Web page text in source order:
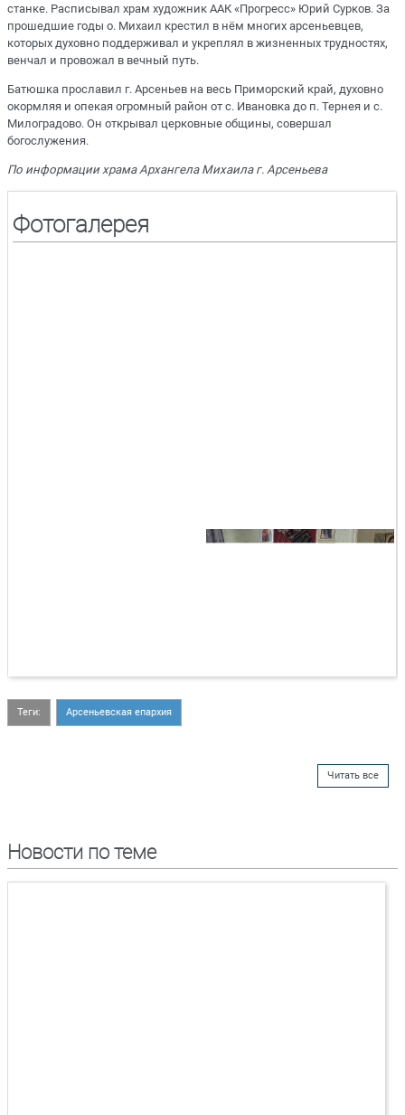
станке. Расписывал храм художник ААК «Прогресс» Юрий Сурков. За
прошедшие годы о. Михаил крестил в нём многих арсеньевцев,
которых духовно поддерживал и укреплял в жизненных трудностях,
венчал и провожал в вечный путь.
Батюшка прославил г. Арсеньев на весь Приморский край, духовно
окормляя и опекая огромный район от с. Ивановка до п. Тернея и с.
Милоградово. Он открывал церковные общины, совершал
богослужения.
По информации храма Архангела Михаила г. Арсеньева
Фотогалерея
Теги: Арсеньевская епархия
Читать все
Новости по теме